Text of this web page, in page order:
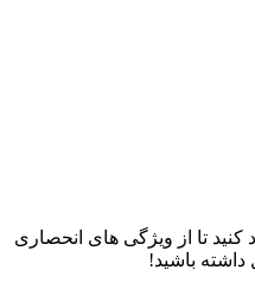
تا از ویژگی های انحصاری
داشته باشید!